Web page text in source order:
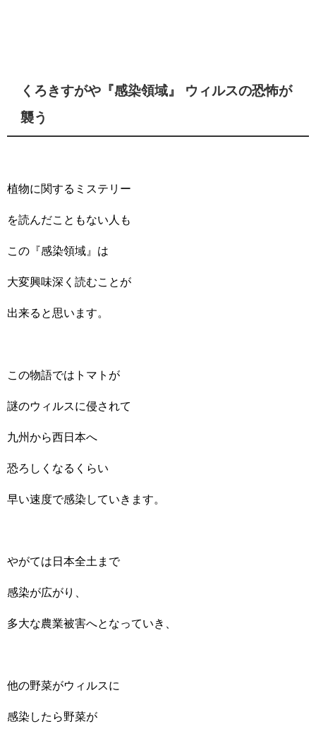
くろきすがや『感染領域』 ウィルスの恐怖が
襲う
植物に関するミステリー
を読んだこともない人も
この『感染領域』は
大変興味深く読むことが
出来ると思います。
この物語ではトマトが
謎のウィルスに侵されて
九州から西日本へ
恐ろしくなるくらい
早い速度で感染していきます。
やがては日本全土まで
感染が広がり、
多大な農業被害へとなっていき、
他の野菜がウィルスに
感染したら野菜が